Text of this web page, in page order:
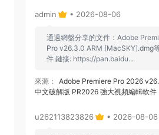
admin • 2026-08-06
通過網盤分享的文件：Adobe
Pro v26.3.0 ARM [MacSKY].dmg
件 鏈接: https://pan.baidu...
來源：
Adobe Premiere Pro 2026
中文破解版 PR2026 強大視頻編輯軟件
u262113823826 • 2026-08-06